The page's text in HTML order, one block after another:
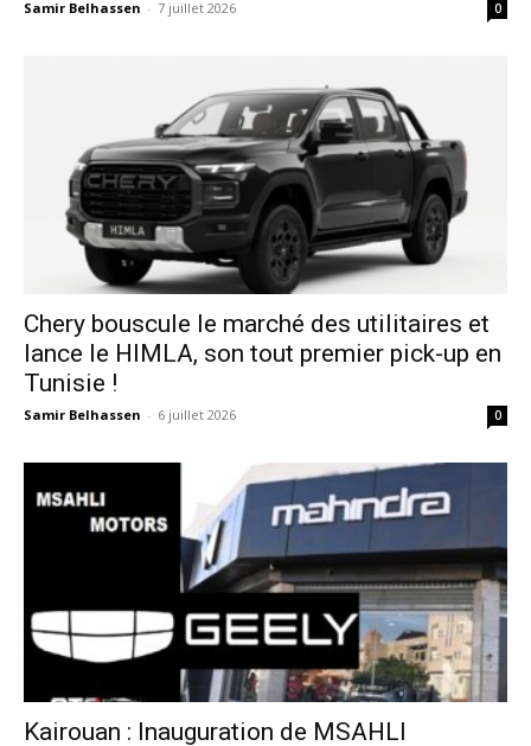
Samir Belhassen - 7 juillet 2026 0
Chery bouscule le marché des utilitaires et
lance le HIMLA, son tout premier pick-up en
Tunisie !
Samir Belhassen - 6 juillet 2026 0
Kairouan : Inauguration de MSAHLI